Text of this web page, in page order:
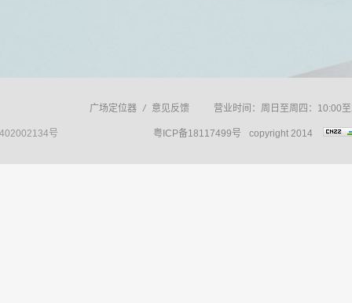
广场定位器 / 意见反馈 营业时间：周日至周四：10:00
号 粤ICP备18117499号 copyright 2014